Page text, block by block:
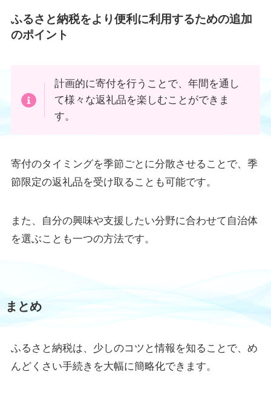
ふるさと納税をより便利に利用するための追加
のポイント
計画的に寄付を行うことで、年間を通し
て様々な返礼品を楽しむことができま
す。
寄付のタイミングを季節ごとに分散させることで、季
節限定の返礼品を受け取ることも可能です。
また、自分の興味や支援したい分野に合わせて自治体
を選ぶことも一つの方法です。
まとめ
ふるさと納税は、少しのコツと情報を知ることで、め
んどくさい手続きを大幅に簡略化できます。